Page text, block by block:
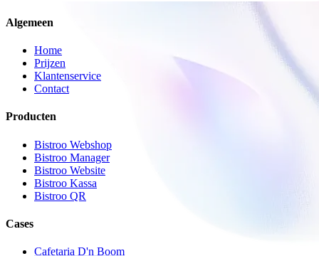
Algemeen
Home
Prijzen
Klantenservice
Contact
Producten
Bistroo Webshop
Bistroo Manager
Bistroo Website
Bistroo Kassa
Bistroo QR
Cases
Cafetaria D'n Boom